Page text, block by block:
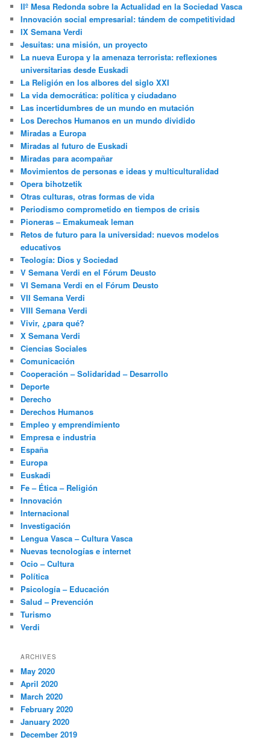
IIº Mesa Redonda sobre la Actualidad en la Sociedad Vasca
Innovación social empresarial: tándem de competitividad
IX Semana Verdi
Jesuitas: una misión, un proyecto
La nueva Europa y la amenaza terrorista: reflexiones
universitarias desde Euskadi
La Religión en los albores del siglo XXI
La vida democrática: política y ciudadano
Las incertidumbres de un mundo en mutación
Los Derechos Humanos en un mundo dividido
Miradas a Europa
Miradas al futuro de Euskadi
Miradas para acompañar
Movimientos de personas e ideas y multiculturalidad
Opera bihotzetik
Otras culturas, otras formas de vida
Periodismo comprometido en tiempos de crisis
Pioneras – Emakumeak leman
Retos de futuro para la universidad: nuevos modelos
educativos
Teología: Dios y Sociedad
V Semana Verdi en el Fórum Deusto
VI Semana Verdi en el Fórum Deusto
VII Semana Verdi
VIII Semana Verdi
Vivir, ¿para qué?
X Semana Verdi
Ciencias Sociales
Comunicación
Cooperación – Solidaridad – Desarrollo
Deporte
Derecho
Derechos Humanos
Empleo y emprendimiento
Empresa e industria
España
Europa
Euskadi
Fe – Ética – Religión
Innovación
Internacional
Investigación
Lengua Vasca – Cultura Vasca
Nuevas tecnologías e internet
Ocio – Cultura
Política
Psicología – Educación
Salud – Prevención
Turismo
Verdi
ARCHIVES
May 2020
April 2020
March 2020
February 2020
January 2020
December 2019